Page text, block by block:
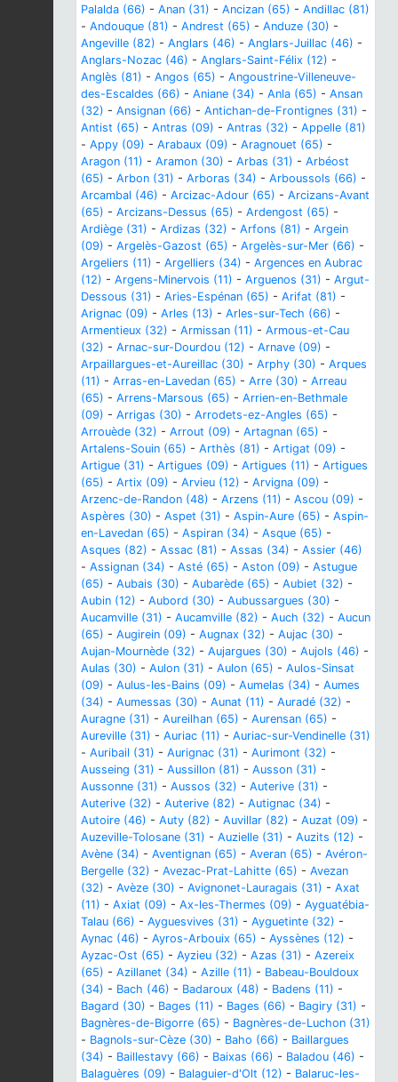
Palalda (66) - Anan (31) - Ancizan (65) - Andillac (81)
- Andouque (81) - Andrest (65) - Anduze (30) -
Angeville (82) - Anglars (46) - Anglars-Juillac (46) -
Anglars-Nozac (46) - Anglars-Saint-Félix (12) -
Anglès (81) - Angos (65) - Angoustrine-Villeneuve-
des-Escaldes (66) - Aniane (34) - Anla (65) - Ansan
(32) - Ansignan (66) - Antichan-de-Frontignes (31) -
Antist (65) - Antras (09) - Antras (32) - Appelle (81)
- Appy (09) - Arabaux (09) - Aragnouet (65) -
Aragon (11) - Aramon (30) - Arbas (31) - Arbéost
(65) - Arbon (31) - Arboras (34) - Arboussols (66) -
Arcambal (46) - Arcizac-Adour (65) - Arcizans-Avant
(65) - Arcizans-Dessus (65) - Ardengost (65) -
Ardiège (31) - Ardizas (32) - Arfons (81) - Argein
(09) - Argelès-Gazost (65) - Argelès-sur-Mer (66) -
Argeliers (11) - Argelliers (34) - Argences en Aubrac
(12) - Argens-Minervois (11) - Arguenos (31) - Argut-
Dessous (31) - Aries-Espénan (65) - Arifat (81) -
Arignac (09) - Arles (13) - Arles-sur-Tech (66) -
Armentieux (32) - Armissan (11) - Armous-et-Cau
(32) - Arnac-sur-Dourdou (12) - Arnave (09) -
Arpaillargues-et-Aureillac (30) - Arphy (30) - Arques
(11) - Arras-en-Lavedan (65) - Arre (30) - Arreau
(65) - Arrens-Marsous (65) - Arrien-en-Bethmale
(09) - Arrigas (30) - Arrodets-ez-Angles (65) -
Arrouède (32) - Arrout (09) - Artagnan (65) -
Artalens-Souin (65) - Arthès (81) - Artigat (09) -
Artigue (31) - Artigues (09) - Artigues (11) - Artigues
(65) - Artix (09) - Arvieu (12) - Arvigna (09) -
Arzenc-de-Randon (48) - Arzens (11) - Ascou (09) -
Aspères (30) - Aspet (31) - Aspin-Aure (65) - Aspin-
en-Lavedan (65) - Aspiran (34) - Asque (65) -
Asques (82) - Assac (81) - Assas (34) - Assier (46)
- Assignan (34) - Asté (65) - Aston (09) - Astugue
(65) - Aubais (30) - Aubarède (65) - Aubiet (32) -
Aubin (12) - Aubord (30) - Aubussargues (30) -
Aucamville (31) - Aucamville (82) - Auch (32) - Aucun
(65) - Augirein (09) - Augnax (32) - Aujac (30) -
Aujan-Mournède (32) - Aujargues (30) - Aujols (46) -
Aulas (30) - Aulon (31) - Aulon (65) - Aulos-Sinsat
(09) - Aulus-les-Bains (09) - Aumelas (34) - Aumes
(34) - Aumessas (30) - Aunat (11) - Auradé (32) -
Auragne (31) - Aureilhan (65) - Aurensan (65) -
Aureville (31) - Auriac (11) - Auriac-sur-Vendinelle (31)
- Auribail (31) - Aurignac (31) - Aurimont (32) -
Ausseing (31) - Aussillon (81) - Ausson (31) -
Aussonne (31) - Aussos (32) - Auterive (31) -
Auterive (32) - Auterive (82) - Autignac (34) -
Autoire (46) - Auty (82) - Auvillar (82) - Auzat (09) -
Auzeville-Tolosane (31) - Auzielle (31) - Auzits (12) -
Avène (34) - Aventignan (65) - Averan (65) - Avéron-
Bergelle (32) - Avezac-Prat-Lahitte (65) - Avezan
(32) - Avèze (30) - Avignonet-Lauragais (31) - Axat
(11) - Axiat (09) - Ax-les-Thermes (09) - Ayguatébia-
Talau (66) - Ayguesvives (31) - Ayguetinte (32) -
Aynac (46) - Ayros-Arbouix (65) - Ayssènes (12) -
Ayzac-Ost (65) - Ayzieu (32) - Azas (31) - Azereix
(65) - Azillanet (34) - Azille (11) - Babeau-Bouldoux
(34) - Bach (46) - Badaroux (48) - Badens (11) -
Bagard (30) - Bages (11) - Bages (66) - Bagiry (31) -
Bagnères-de-Bigorre (65) - Bagnères-de-Luchon (31)
- Bagnols-sur-Cèze (30) - Baho (66) - Baillargues
(34) - Baillestavy (66) - Baixas (66) - Baladou (46) -
Balaguères (09) - Balaguier-d'Olt (12) - Balaruc-les-